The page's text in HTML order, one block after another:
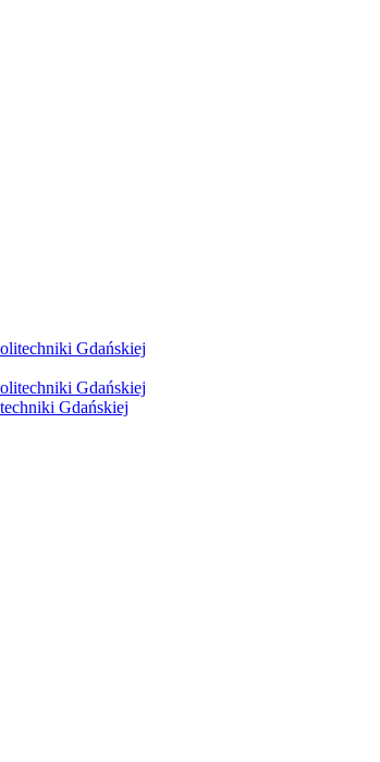
Gdańskiej